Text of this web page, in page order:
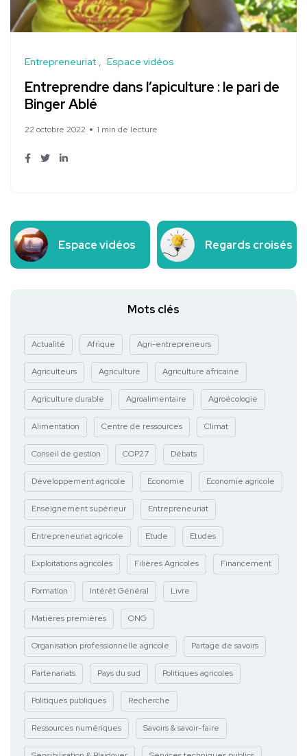
Entrepreneuriat Espace vidéos
Entreprendre dans l’apiculture : le pari de
Binger Ablé
22 octobre 2022 1 min de lecture
Espace vidéos Regards croisés
Mots clés
Actualité Afrique Agri-entrepreneurs
Agriculteurs Agriculture Agriculture africaine
Agriculture durable Agroalimentaire Agroécologie
Alimentation Centre de ressources Climat
Conseil de gestion COP27 Débats
Développement agricole Economie Economie agricole
Enseignement supérieur Entrepreneuriat
Entrepreneuriat agricole Etude Etudes
Exploitations agricoles Filières Agricoles Financement
Formation Intérêt Général Livre
Matières premières ONG
Organisation professionnelle agricole Partage de savoirs
Partenariats Pays du sud Politiques agricoles
Politiques publiques Recherche
Ressources numériques Savoirs & savoir-faire